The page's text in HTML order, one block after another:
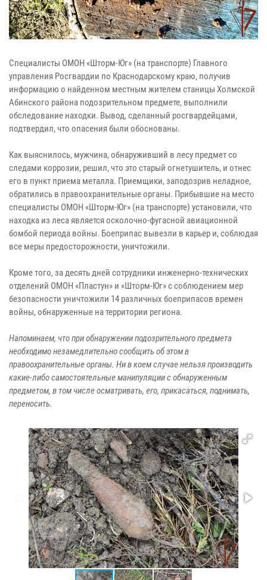
Специалисты ОМОН «Шторм-Юг» (на транспорте) Главного
управления Росгвардии по Краснодарскому краю, получив
информацию о найденном местным жителем станицы Холмской
Абинского района подозрительном предмете, выполнили
обследование находки. Вывод, сделанный росгвардейцами,
подтвердил, что опасения были обоснованы.
Как выяснилось, мужчина, обнаруживший в лесу предмет со
следами коррозии, решил, что это старый огнетушитель, и отнес
его в пункт приема металла. Приемщики, заподозрив неладное,
обратились в правоохранительные органы. Прибывшие на место
специалисты ОМОН «Шторм-Юг» (на транспорте) установили, что
находка из леса является осколочно-фугасной авиационной
бомбой периода войны. Боеприпас вывезли в карьер и, соблюдая
все меры предосторожности, уничтожили.
Кроме того, за десять дней сотрудники инженерно-технических
отделений ОМОН «Пластун» и «Шторм-Юг» с соблюдением мер
безопасности уничтожили 14 различных боеприпасов времен
войны, обнаруженные на территории региона.
Напоминаем, что при обнаружении подозрительного предмета
необходимо незамедлительно сообщить об этом в
правоохранительные органы. Ни в коем случае нельзя производить
какие-либо самостоятельные манипуляции с обнаруженным
предметом, в том числе осматривать, его, прикасаться, поднимать,
переносить.